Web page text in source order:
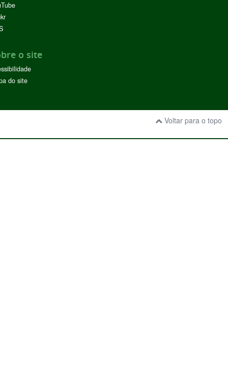
o site
do site
Voltar para o topo